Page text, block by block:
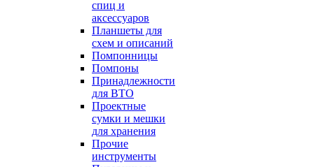
спиц и
аксессуаров
Планшеты для
схем и описаний
Помпонницы
Помпоны
Принадлежности
для ВТО
Проектные
сумки и мешки
для хранения
Прочие
инструменты